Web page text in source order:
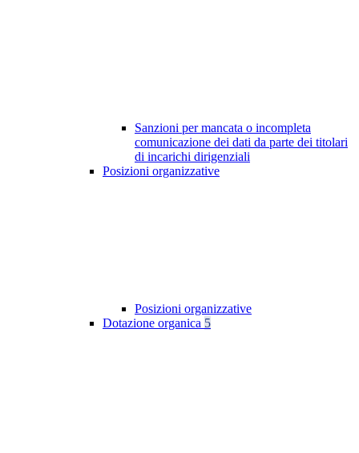
Sanzioni per mancata o incompleta
comunicazione dei dati da parte dei titolari
di incarichi dirigenziali
Posizioni organizzative
Posizioni organizzative
Dotazione organica 5